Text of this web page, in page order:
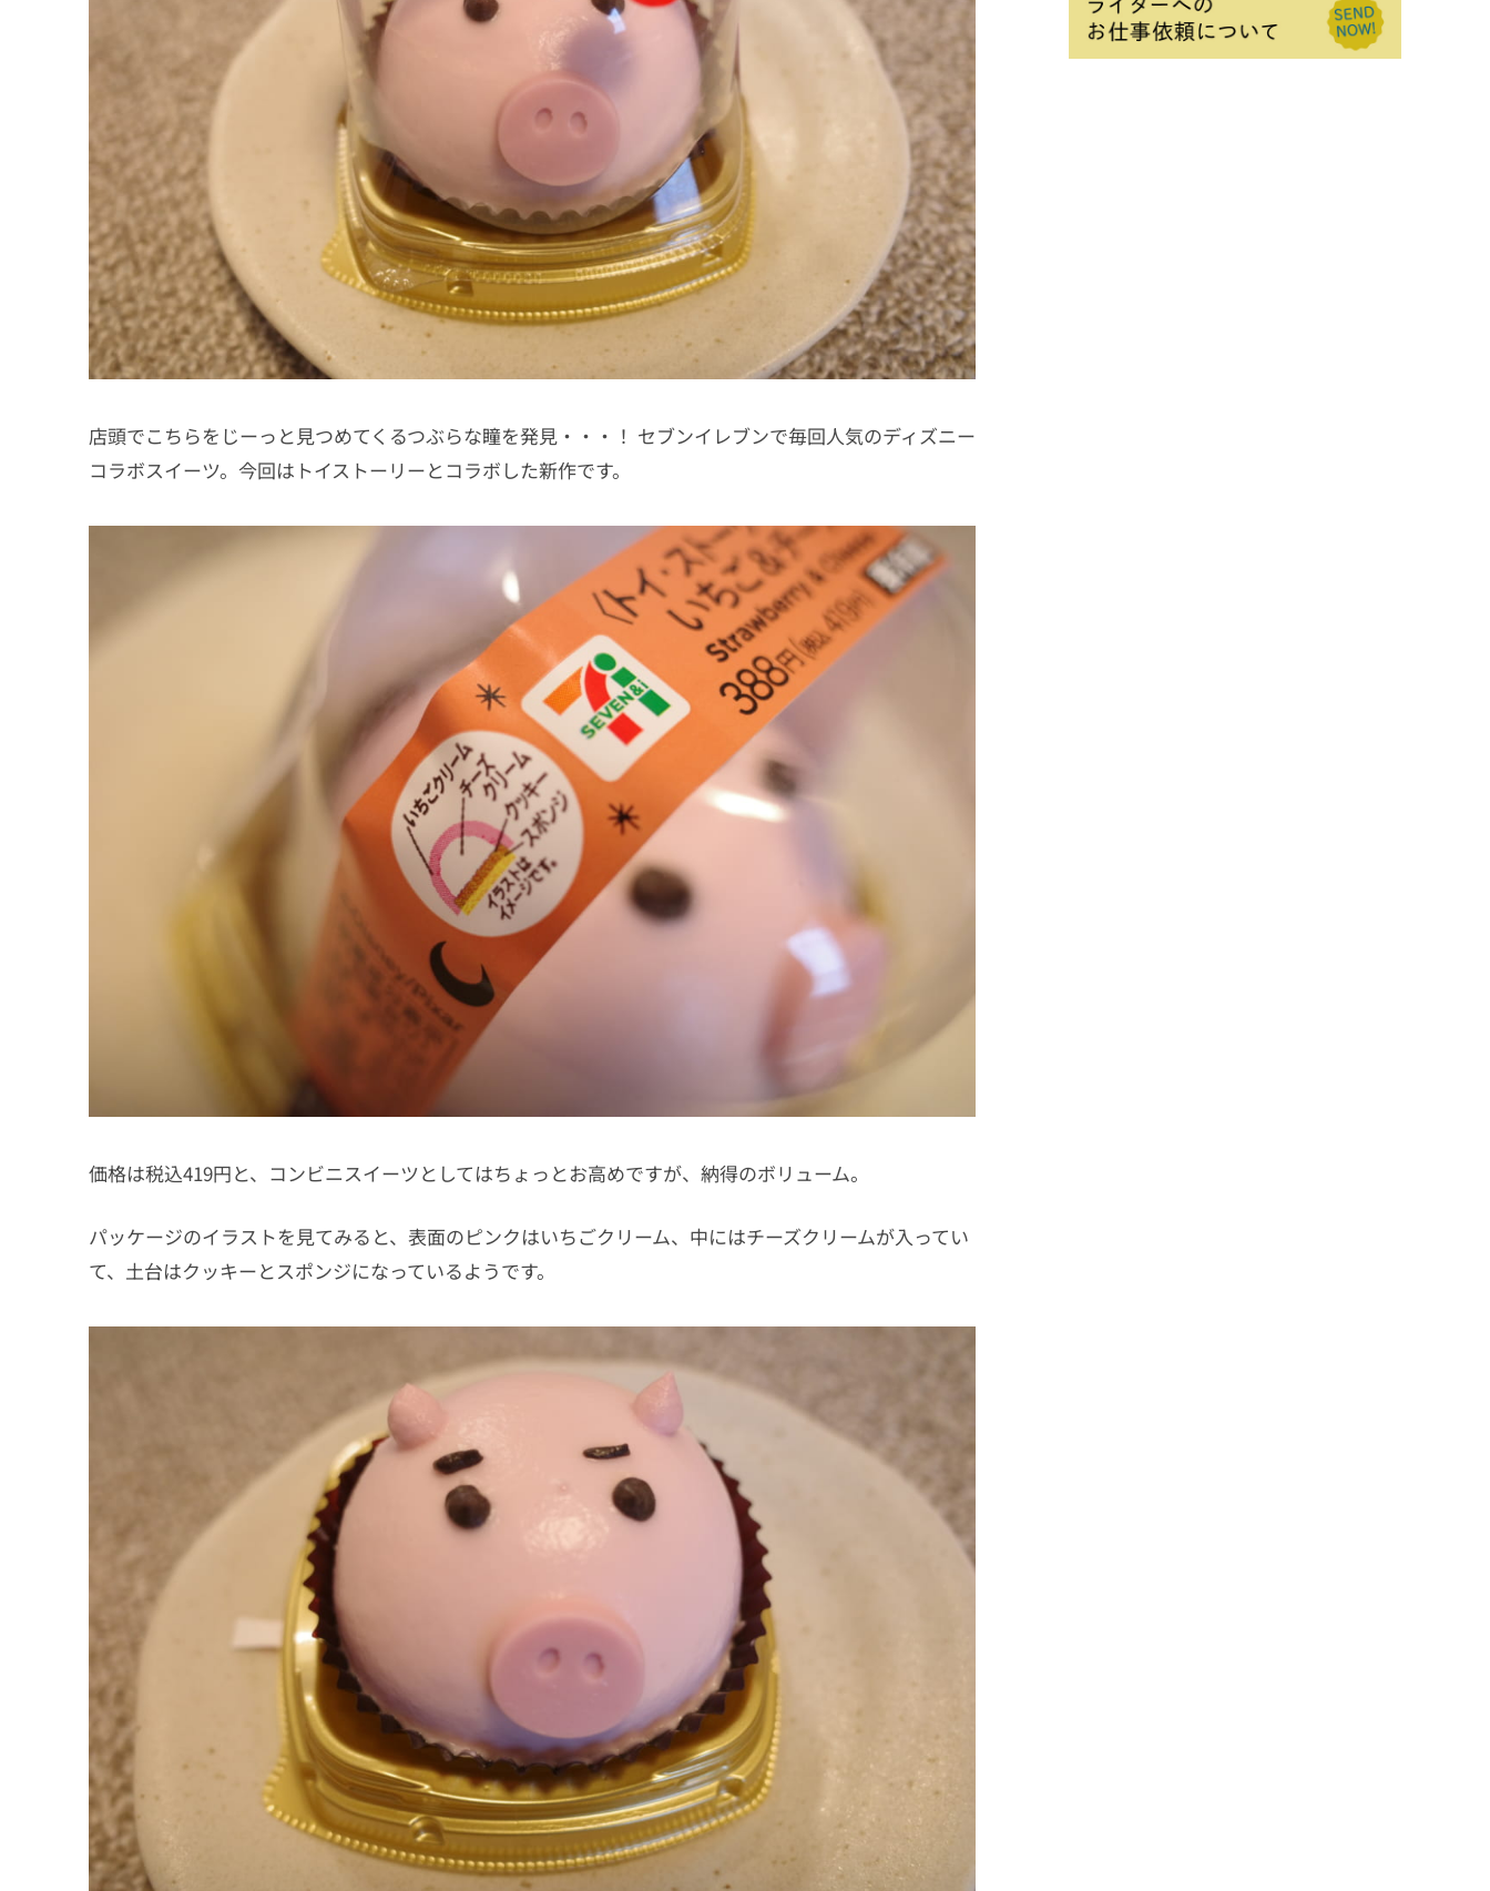
店頭でこちらをじーっと見つめてくるつぶらな瞳を発見・・・！ セブンイレブンで毎回人気のディズニー
コラボスイーツ。今回はトイストーリーとコラボした新作です。
価格は税込419円と、コンビニスイーツとしてはちょっとお高めですが、納得のボリューム。
パッケージのイラストを見てみると、表面のピンクはいちごクリーム、中にはチーズクリームが入ってい
て、土台はクッキーとスポンジになっているようです。